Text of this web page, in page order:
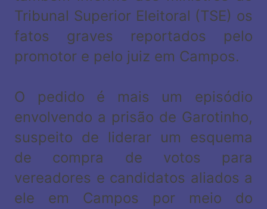
Tribunal Superior Eleitoral (TSE) os
fatos graves reportados pelo
promotor e pelo juiz em Campos.
O pedido é mais um episódio
envolvendo a prisão de Garotinho,
suspeito de liderar um esquema
de compra de votos para
vereadores e candidatos aliados a
ele em Campos por meio do